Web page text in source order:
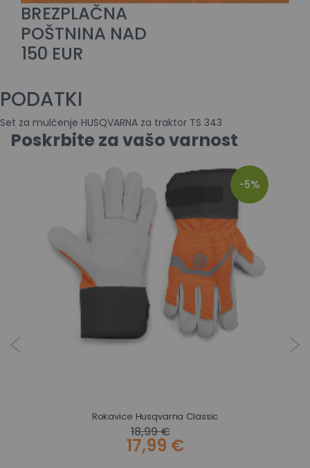
BREZPLAČNA
POŠTNINA NAD
150 EUR
PODATKI
Set za mulčenje HUSQVARNA za traktor TS 343
Poskrbite za vašo varnost
-5%
Rokavice Husqvarna Classic
18,99 €
17,99 €